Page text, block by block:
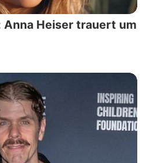
Heiser trauert um